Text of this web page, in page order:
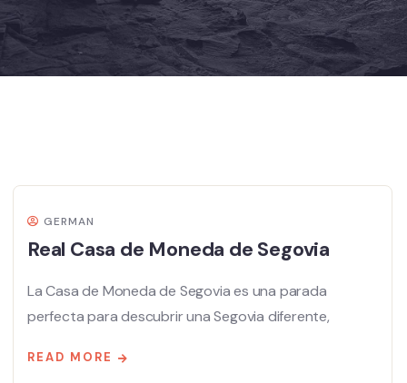
GERMAN
Real Casa de Moneda de Segovia
La Casa de Moneda de Segovia es una parada
perfecta para descubrir una Segovia diferente,
READ MORE